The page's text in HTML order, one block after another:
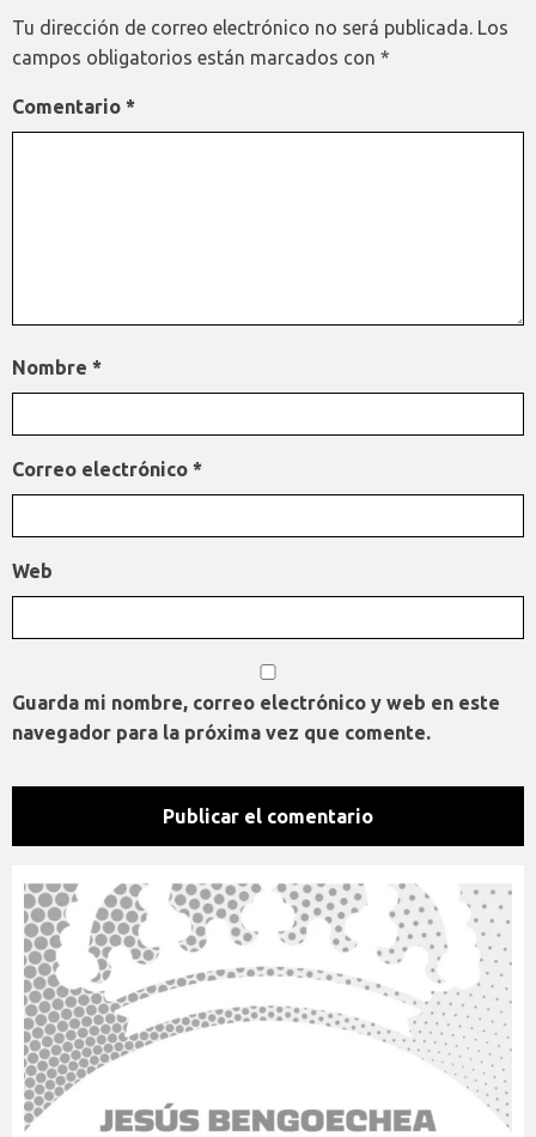
Tu dirección de correo electrónico no será publicada. Los
campos obligatorios están marcados con *
Comentario *
Nombre *
Correo electrónico *
Web
Guarda mi nombre, correo electrónico y web en este
navegador para la próxima vez que comente.